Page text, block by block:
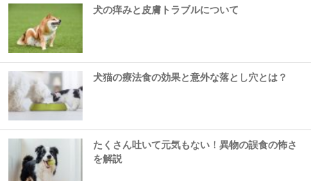
犬の痒みと皮膚トラブルについて
犬猫の療法食の効果と意外な落とし穴とは？
たくさん吐いて元気もない！異物の誤食の怖さ
を解説